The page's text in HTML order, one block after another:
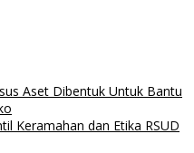
Aset Dibentuk Untuk Bantu
Keramahan dan Etika RSUD